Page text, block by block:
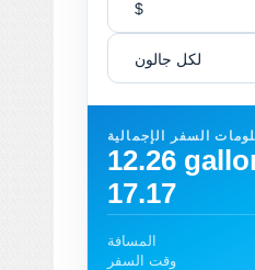
$
لكل جالون
السفر الإجمالية
12.26
17.17
المسافة
وقت السفر